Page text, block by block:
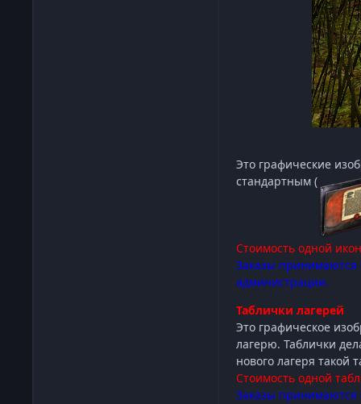
Это графические
стандартным (
Стоимость одной
Заказы принимаются
администрации.
Таблички лагерей
Это графическое
лагерю. Таблички
нового лагеря такой
Стоимость одной
Заказы принимаются